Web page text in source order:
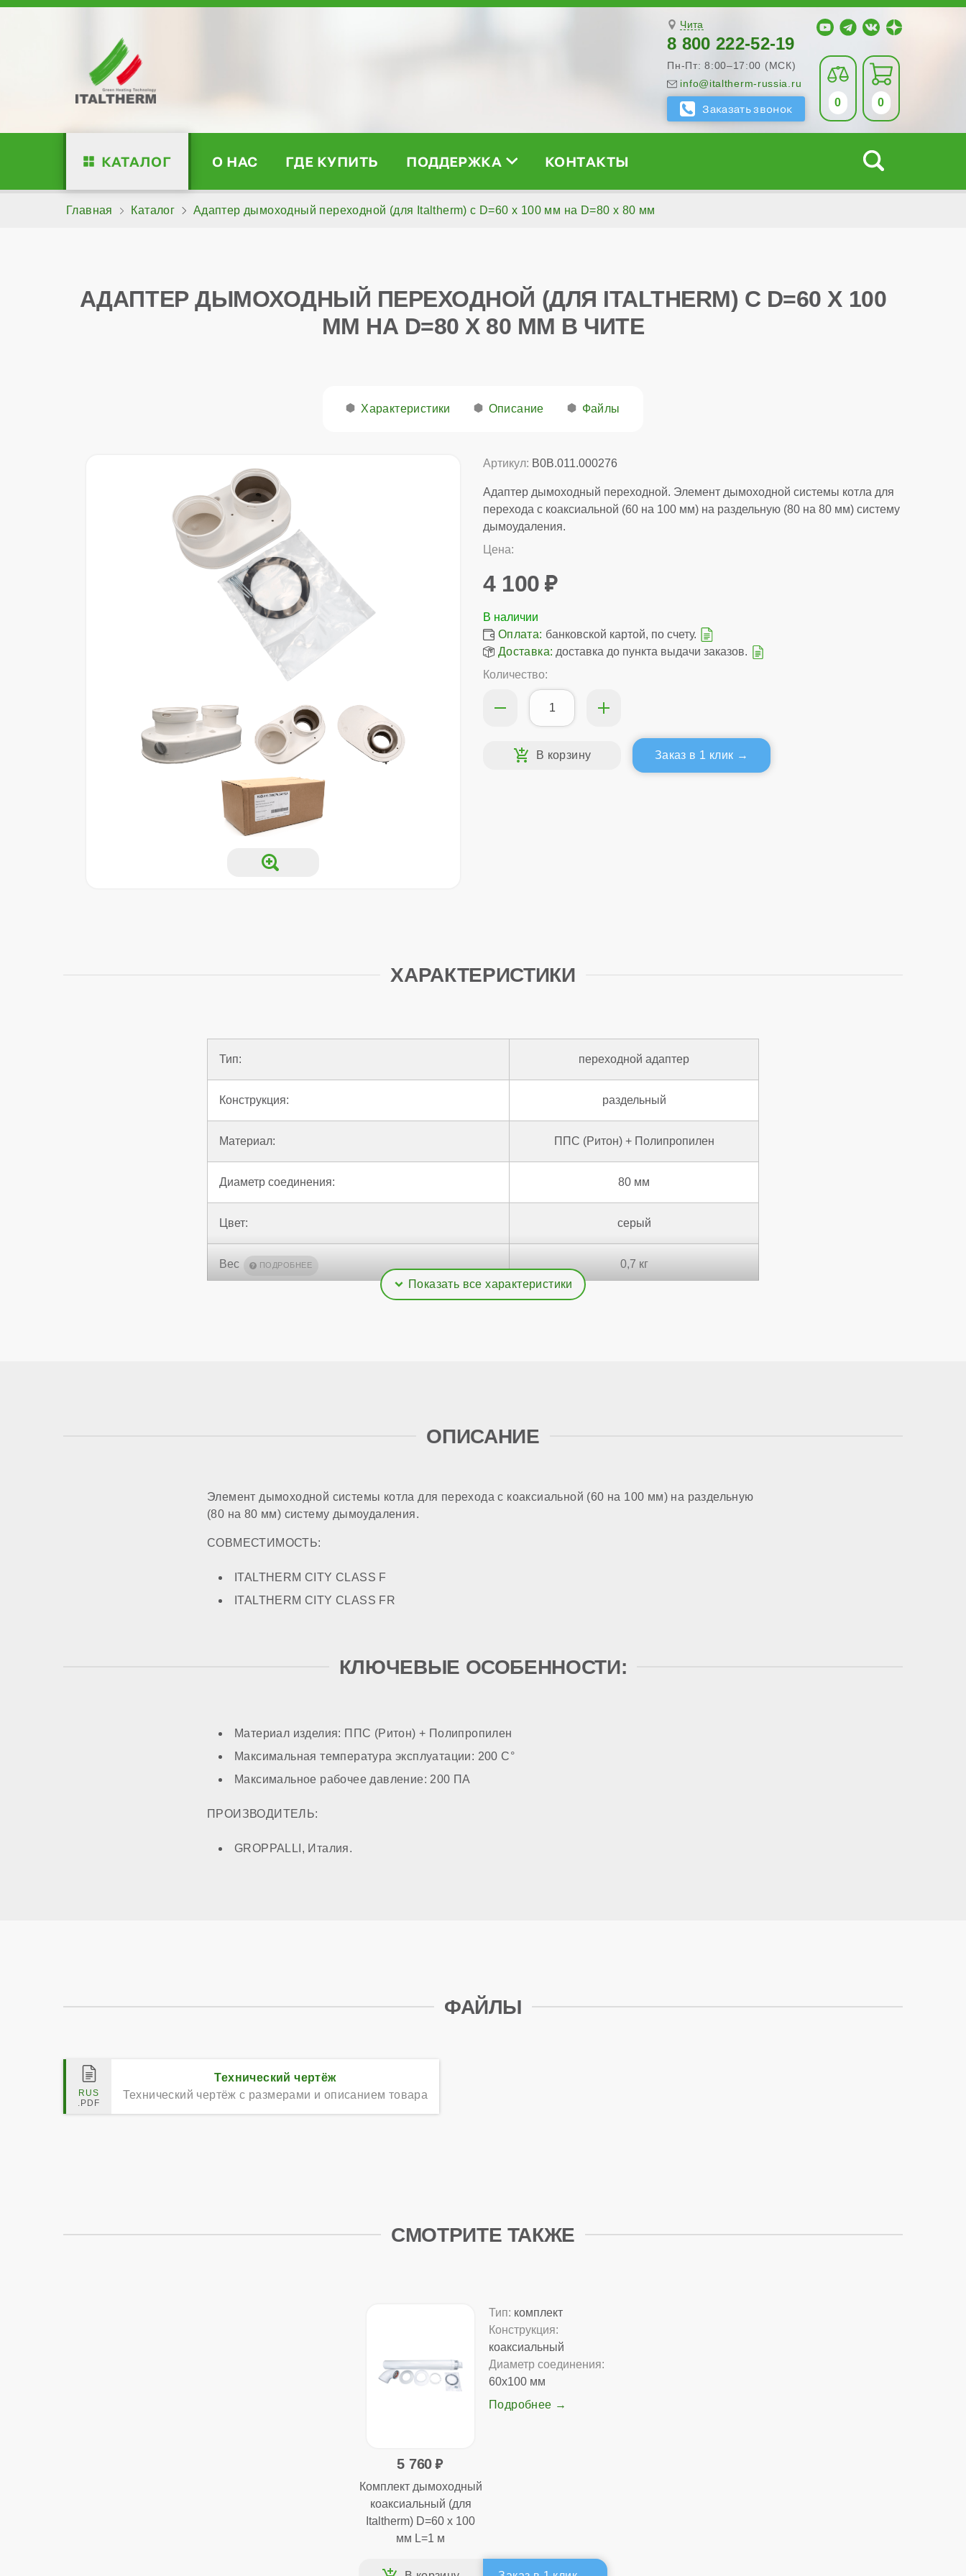
Чита
8 800 222-52-19
Пн-Пт: 8:00–17:00 (МСК)
info@italtherm-russia.ru
0 0
КАТАЛОГ О НАС ГДЕ КУПИТЬ ПОДДЕРЖКА КОНТАКТЫ
Главная Каталог Адаптер дымоходный переходной (для Italtherm) с D=60 x 100 мм на D=80 x 80 мм
АДАПТЕР ДЫМОХОДНЫЙ ПЕРЕХОДНОЙ (ДЛЯ ITALTHERM) С D=60 X 100
ММ НА D=80 X 80 ММ В ЧИТЕ
Характеристики Описание Файлы
Артикул: B0B.011.000276
Адаптер дымоходный переходной. Элемент дымоходной системы котла для
перехода с коаксиальной (60 на 100 мм) на раздельную (80 на 80 мм) систему
дымоудаления.
Цена:
4 100
Оплата: банковской картой, по счету.
Доставка: доставка до пункта выдачи заказов.
Количество:
Заказ в 1 клик
ХАРАКТЕРИСТИКИ
Тип: переходной адаптер
Конструкция: раздельный
Материал: ППС (Ритон) + Полипропилен
Диаметр соединения: 80 мм
Цвет: серый
Вес 0,7 кг
ОПИСАНИЕ
Элемент дымоходной системы котла для перехода с коаксиальной (60 на 100 мм) на раздельную
(80 на 80 мм) систему дымоудаления.
СОВМЕСТИМОСТЬ:
ITALTHERM CITY CLASS F
ITALTHERM CITY CLASS FR
КЛЮЧЕВЫЕ ОСОБЕННОСТИ:
Материал изделия: ППС (Ритон) + Полипропилен
Максимальная температура эксплуатации: 200 С°
Максимальное рабочее давление: 200 ПА
ПРОИЗВОДИТЕЛЬ:
GROPPALLI, Италия.
ФАЙЛЫ
Технический чертёж
Технический чертёж с размерами и описанием товара
СМОТРИТЕ ТАКЖЕ
5 760
Комплект дымоходный
коаксиальный (для
Italtherm) D=60 x 100
мм L=1 м
Тип: комплект
Конструкция:
коаксиальный
Диаметр соединения:
60x100 мм
Подробнее